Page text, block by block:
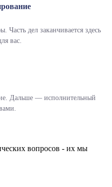
Часть дел заканчивается здесь
вас.
Дальше — исполнительный
вопросов - их мы